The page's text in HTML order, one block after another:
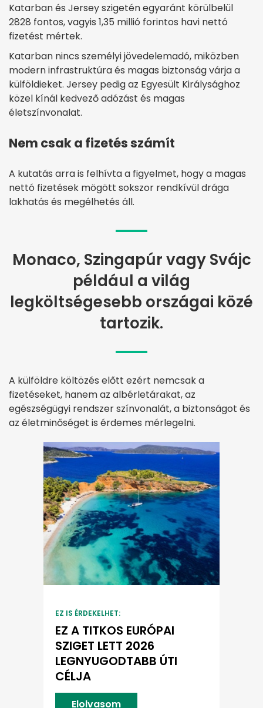
Katarban és Jersey szigetén egyaránt körülbelül
2828 fontos, vagyis 1,35 millió forintos havi nettó
fizetést mértek.
Katarban nincs személyi jövedelemadó, miközben
modern infrastruktúra és magas biztonság várja a
külföldieket. Jersey pedig az Egyesült Királysághoz
közel kínál kedvező adózást és magas
életszínvonalat.
Nem csak a fizetés számít
A kutatás arra is felhívta a figyelmet, hogy a magas
nettó fizetések mögött sokszor rendkívül drága
lakhatás és megélhetés áll.
Monaco, Szingapúr vagy Svájc
például a világ
legköltségesebb országai közé
tartozik.
A külföldre költözés előtt ezért nemcsak a
fizetéseket, hanem az albérletárakat, az
egészségügyi rendszer színvonalát, a biztonságot és
az életminőséget is érdemes mérlegelni.
EZ IS ÉRDEKELHET:
EZ A TITKOS EURÓPAI
SZIGET LETT 2026
LEGNYUGODTABB ÚTI
CÉLJA
Elolvasom